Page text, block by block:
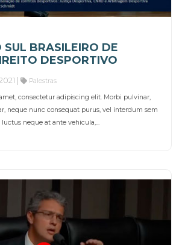
SUL BRASILEIRO DE
DESPORTIVO
| Palestras
consectetur adipiscing elit. Morbi pulvinar,
neque nunc consequat purus, vel interdum sem
neque at ante vehicula,...